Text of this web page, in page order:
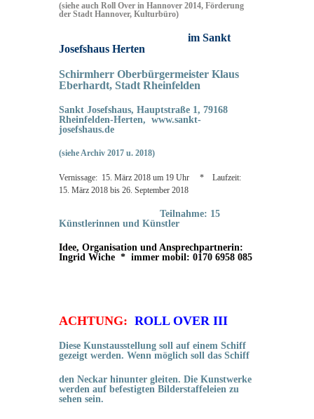
(siehe auch Roll Over in Hannover 2014, Förderung
der Stadt Hannover, Kulturbüro)
im Sankt
Josefshaus Herten
Schirmherr Oberbürgermeister Klaus
Eberhardt, Stadt Rheinfelden
Sankt Josefshaus, Hauptstraße 1, 79168
Rheinfelden-Herten, www.sankt-
josefshaus.de
(siehe Archiv 2017 u. 2018)
Vernissage: 15. März 2018 um 19 Uhr * Laufzeit:
15. März 2018 bis 26. September 2018
Teilnahme: 15
Künstlerinnen und Künstler
Idee, Organisation und Ansprechpartnerin:
Ingrid Wiche * immer mobil: 0170 6958 085
ACHTUNG: ROLL OVER III
Diese Kunstausstellung soll auf einem Schiff
gezeigt werden. Wenn möglich soll das Schiff
den Neckar hinunter gleiten. Die Kunstwerke
werden auf befestigten Bilderstaffeleien zu
sehen sein.